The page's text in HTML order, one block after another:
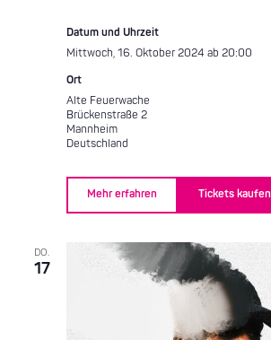
Datum und Uhrzeit
Mittwoch, 16. Oktober 2024 ab 20:00
Ort
Alte Feuerwache
Brückenstraße 2
Mannheim
Deutschland
Mehr erfahren Tickets kaufen
DO.
17